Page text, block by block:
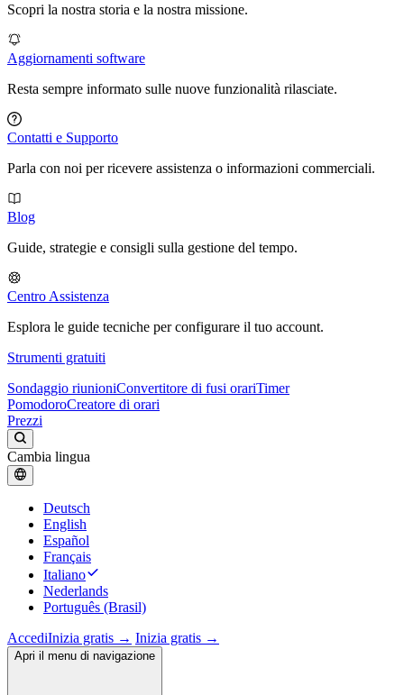
Scopri la nostra storia e la nostra missione.
Aggiornamenti software
Resta sempre informato sulle nuove funzionalità rilasciate.
Contatti e Supporto
Parla con noi per ricevere assistenza o informazioni commerciali.
Blog
Guide, strategie e consigli sulla gestione del tempo.
Centro Assistenza
Esplora le guide tecniche per configurare il tuo account.
Strumenti gratuiti
Sondaggio riunioniConvertitore di fusi orariTimer
PomodoroCreatore di orari
Prezzi
Cambia lingua
Deutsch
English
Español
Français
Italiano
Nederlands
Português (Brasil)
AccediInizia gratis → Inizia gratis →
Apri il menu di navigazione